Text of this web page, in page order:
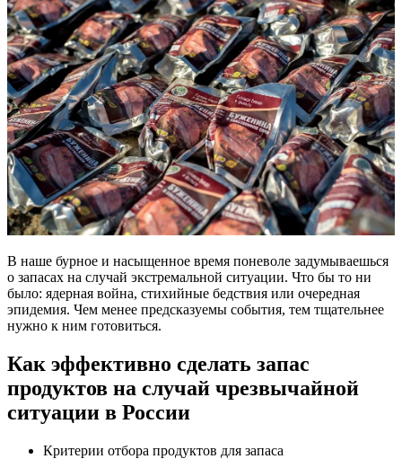
В наше бурное и насыщенное время поневоле задумываешься
о запасах на случай экстремальной ситуации. Что бы то ни
было: ядерная война, стихийные бедствия или очередная
эпидемия. Чем менее предсказуемы события, тем тщательнее
нужно к ним готовиться.
Как эффективно сделать запас
продуктов на случай чрезвычайной
ситуации в России
Критерии отбора продуктов для запаса